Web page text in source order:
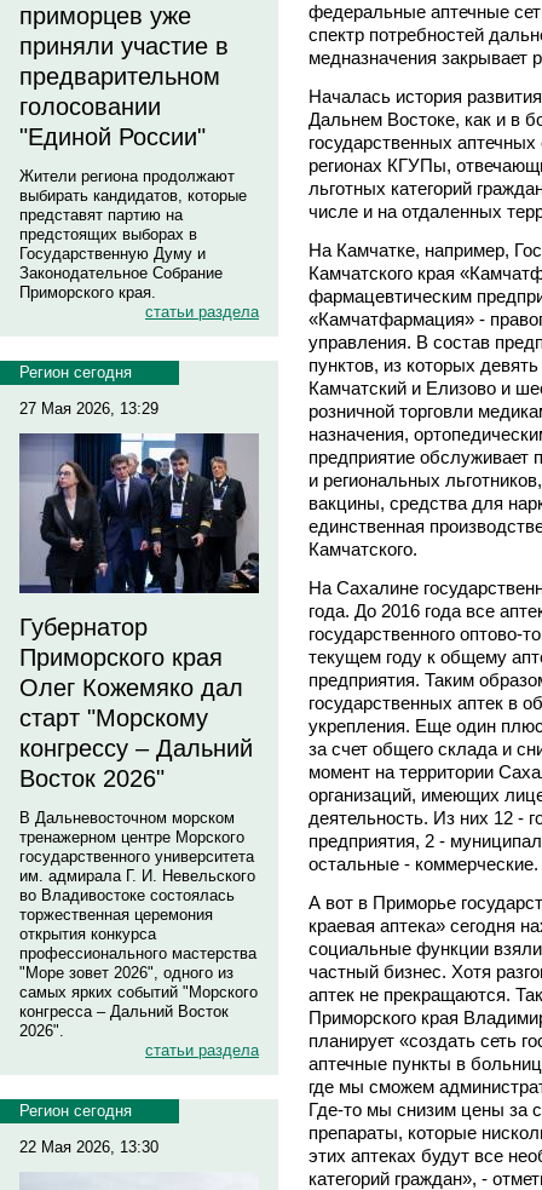
приморцев уже
приняли участие в
предварительном
голосовании
"Единой России"
Жители региона продолжают
выбирать кандидатов, которые
представят партию на
предстоящих выборах в
Государственную Думу и
Законодательное Собрание
Приморского края.
статьи раздела
Регион сегодня
27 Мая 2026, 13:29
Губернатор
Приморского края
Олег Кожемяко дал
старт "Морскому
конгрессу – Дальний
Восток 2026"
В Дальневосточном морском
тренажерном центре Морского
государственного университета
им. адмирала Г. И. Невельского
во Владивостоке состоялась
торжественная церемония
открытия конкурса
профессионального мастерства
"Море зовет 2026", одного из
самых ярких событий "Морского
конгресса – Дальний Восток
2026".
статьи раздела
Регион сегодня
22 Мая 2026, 13:30
федеральные аптечные
спектр потребностей
медназначения закрывает
Началась история
Дальнем Востоке, как и в
государственных
регионах КГУПы,
льготных категорий
числе и на отдаленных
На Камчатке, например,
Камчатского края
фармацевтическим
«Камчатфармация» -
управления. В состав
пунктов, из которых
Камчатский и Елизово и
розничной торговли
назначения,
предприятие
и региональных
вакцины, средства для
единственная
Камчатского.
На Сахалине
года. До 2016 года все
государственного оптово-
текущем году к общему
предприятия. Таким
государственных аптек в
укрепления. Еще один
за счет общего склада и
момент на территории
организаций, имеющих
деятельность. Из них 12 -
предприятия, 2 -
остальные - коммерческие.
А вот в Приморье
краевая аптека» сегодня
социальные функции
частный бизнес. Хотя
аптек не прекращаются.
Приморского края
планирует «создать сеть
аптечные пункты в
где мы сможем
Где-то мы снизим цены за
препараты, которые
этих аптеках будут все
категорий граждан», -